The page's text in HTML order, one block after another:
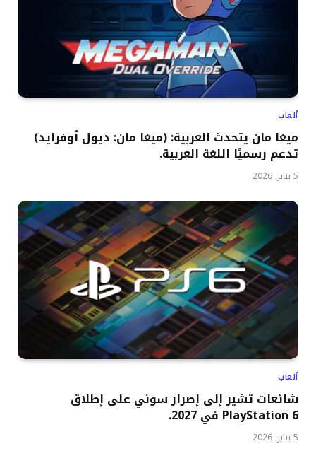
ألعاب
ميغا مان يتحدث العربية: (ميغا مان: ديول أوفرايد)
تدعم رسميًا اللغة العربية.
5 يناير, 2026
ألعاب
شائعات تشير إلى إصرار سوني على إطلاق
PlayStation 6 في 2027.
5 يناير, 2026